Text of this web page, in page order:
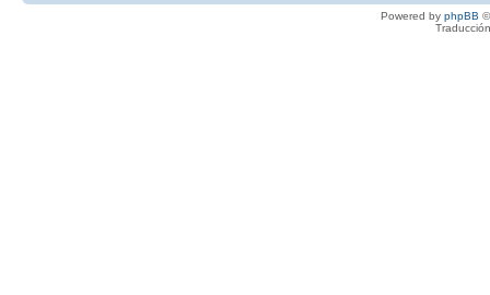
Powered by phpBB